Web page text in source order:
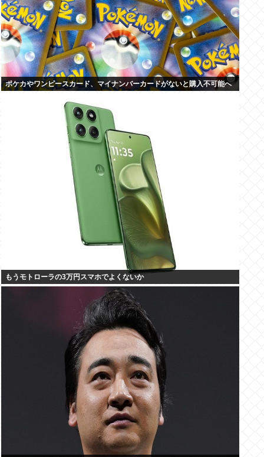
ポケカやワンピースカード、マイナンバーカードがないと購入不可能へ
もうモトローラの3万円スマホでよくないか